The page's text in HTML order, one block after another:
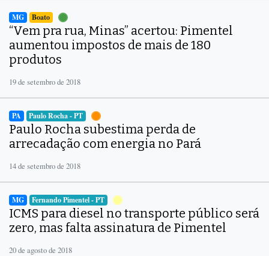
MG Boato
“Vem pra rua, Minas” acertou: Pimentel
aumentou impostos de mais de 180
produtos
19 de setembro de 2018
PA Paulo Rocha - PT
Paulo Rocha subestima perda de
arrecadação com energia no Pará
14 de setembro de 2018
MG Fernando Pimentel - PT
ICMS para diesel no transporte público será
zero, mas falta assinatura de Pimentel
20 de agosto de 2018